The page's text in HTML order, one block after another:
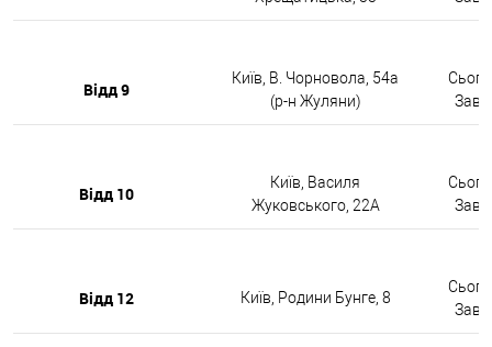
Відд 9
Київ, В. Чорновола, 54а
(р-н Жуляни)
Відд 10
Київ, Василя
Жуковського, 22А
Відд 12 Київ, Родини Бунге, 8